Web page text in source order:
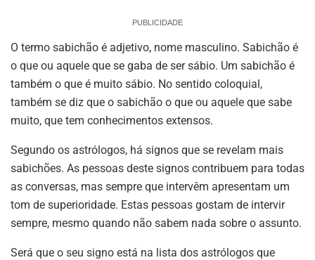
PUBLICIDADE
O termo sabichão é adjetivo, nome masculino. Sabichão é
o que ou aquele que se gaba de ser sábio. Um sabichão é
também o que é muito sábio. No sentido coloquial,
também se diz que o sabichão o que ou aquele que sabe
muito, que tem conhecimentos extensos.
Segundo os astrólogos, há signos que se revelam mais
sabichões. As pessoas deste signos contribuem para todas
as conversas, mas sempre que intervêm apresentam um
tom de superioridade. Estas pessoas gostam de intervir
sempre, mesmo quando não sabem nada sobre o assunto.
Será que o seu signo está na lista dos astrólogos que